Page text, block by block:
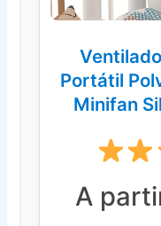
Portátil
Minifan
A